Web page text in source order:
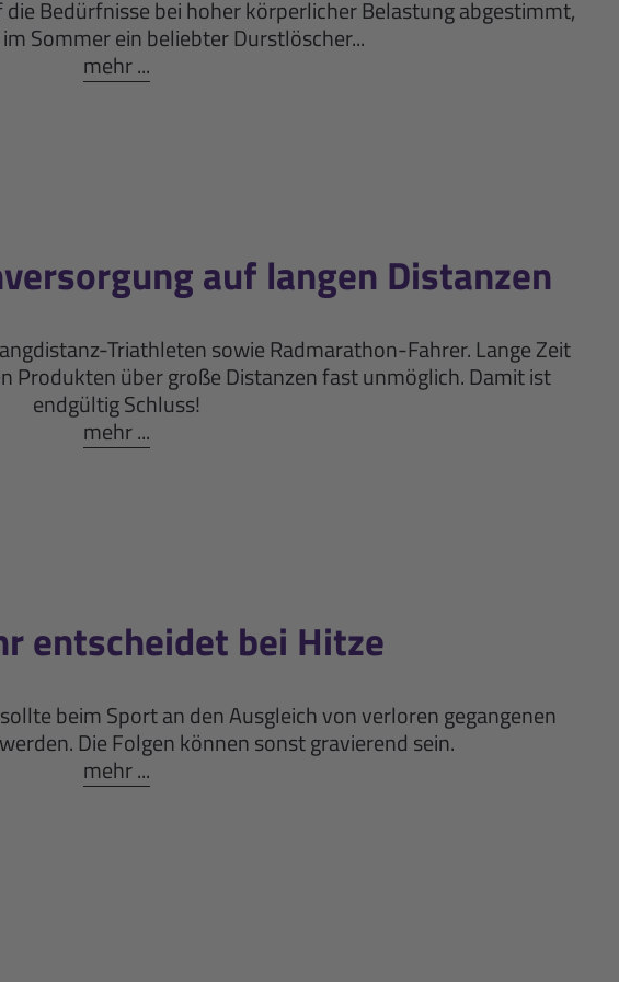
Bedürfnisse bei hoher körperlicher Belastung abgestimmt,
Sommer ein beliebter Durstlöscher...
mehr ...
auf langen Distanzen
Triathleten sowie Radmarathon-Fahrer. Lange Zeit
Produkten über große Distanzen fast unmöglich. Damit ist
endgültig Schluss!
mehr ...
entscheidet bei Hitze
beim Sport an den Ausgleich von verloren gegangenen
Die Folgen können sonst gravierend sein.
mehr ...